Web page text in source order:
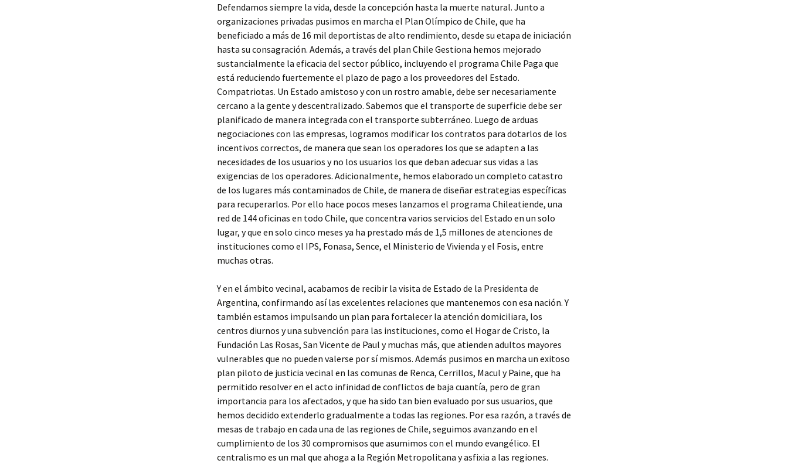
Defendamos siempre la vida, desde la concepción hasta la muerte natural. Junto a
organizaciones privadas pusimos en marcha el Plan Olímpico de Chile, que ha
beneficiado a más de 16 mil deportistas de alto rendimiento, desde su etapa de iniciación
hasta su consagración. Además, a través del plan Chile Gestiona hemos mejorado
sustancialmente la eficacia del sector público, incluyendo el programa Chile Paga que
está reduciendo fuertemente el plazo de pago a los proveedores del Estado.
Compatriotas. Un Estado amistoso y con un rostro amable, debe ser necesariamente
cercano a la gente y descentralizado. Sabemos que el transporte de superficie debe ser
planificado de manera integrada con el transporte subterráneo. Luego de arduas
negociaciones con las empresas, logramos modificar los contratos para dotarlos de los
incentivos correctos, de manera que sean los operadores los que se adapten a las
necesidades de los usuarios y no los usuarios los que deban adecuar sus vidas a las
exigencias de los operadores. Adicionalmente, hemos elaborado un completo catastro
de los lugares más contaminados de Chile, de manera de diseñar estrategias específicas
para recuperarlos. Por ello hace pocos meses lanzamos el programa Chileatiende, una
red de 144 oficinas en todo Chile, que concentra varios servicios del Estado en un solo
lugar, y que en solo cinco meses ya ha prestado más de 1,5 millones de atenciones de
instituciones como el IPS, Fonasa, Sence, el Ministerio de Vivienda y el Fosis, entre
muchas otras.
Y en el ámbito vecinal, acabamos de recibir la visita de Estado de la Presidenta de
Argentina, confirmando así las excelentes relaciones que mantenemos con esa nación. Y
también estamos impulsando un plan para fortalecer la atención domiciliara, los
centros diurnos y una subvención para las instituciones, como el Hogar de Cristo, la
Fundación Las Rosas, San Vicente de Paul y muchas más, que atienden adultos mayores
vulnerables que no pueden valerse por sí mismos. Además pusimos en marcha un exitoso
plan piloto de justicia vecinal en las comunas de Renca, Cerrillos, Macul y Paine, que ha
permitido resolver en el acto infinidad de conflictos de baja cuantía, pero de gran
importancia para los afectados, y que ha sido tan bien evaluado por sus usuarios, que
hemos decidido extenderlo gradualmente a todas las regiones. Por esa razón, a través de
mesas de trabajo en cada una de las regiones de Chile, seguimos avanzando en el
cumplimiento de los 30 compromisos que asumimos con el mundo evangélico. El
centralismo es un mal que ahoga a la Región Metropolitana y asfixia a las regiones.